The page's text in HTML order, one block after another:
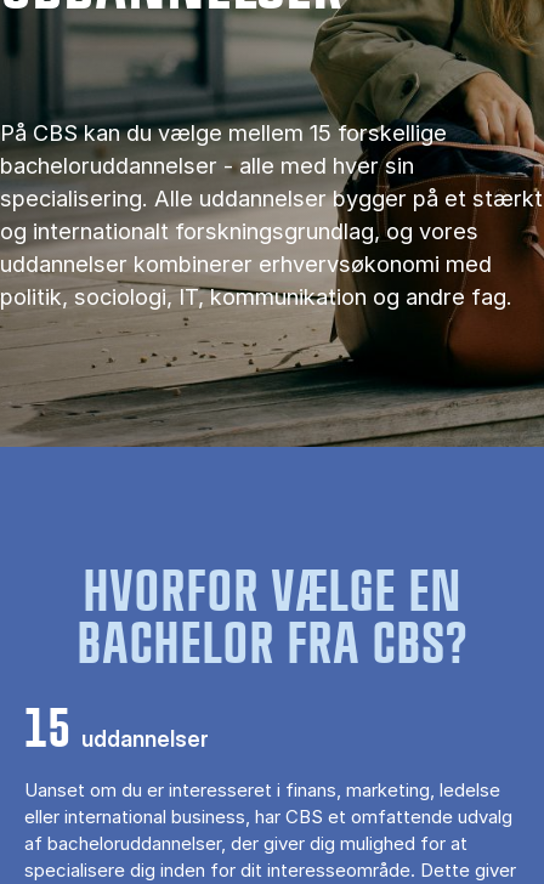
På CBS kan du vælge mellem 15 forskellige
bacheloruddannelser - alle med hver sin
specialisering. Alle uddannelser bygger på et stærkt
og internationalt forskningsgrundlag, og vores
uddannelser kombinerer erhvervsøkonomi med
politik, sociologi, IT, kommunikation og andre fag.
HVORFOR VÆLGE EN
BACHELOR FRA CBS?
15 uddannelser
Uanset om du er interesseret i finans, marketing, ledelse
eller international business, har CBS et omfattende udvalg
af bacheloruddannelser, der giver dig mulighed for at
specialisere dig inden for dit interesseområde. Dette giver